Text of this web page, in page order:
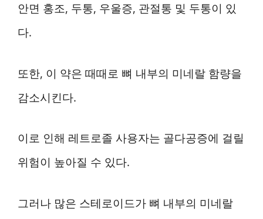
안면 홍조, 두통, 우울증, 관절통 및 두통이 있
다.
또한, 이 약은 때때로 뼈 내부의 미네랄 함량을
감소시킨다.
이로 인해 레트로졸 사용자는 골다공증에 걸릴
위험이 높아질 수 있다.
그러나 많은 스테로이드가 뼈 내부의 미네랄